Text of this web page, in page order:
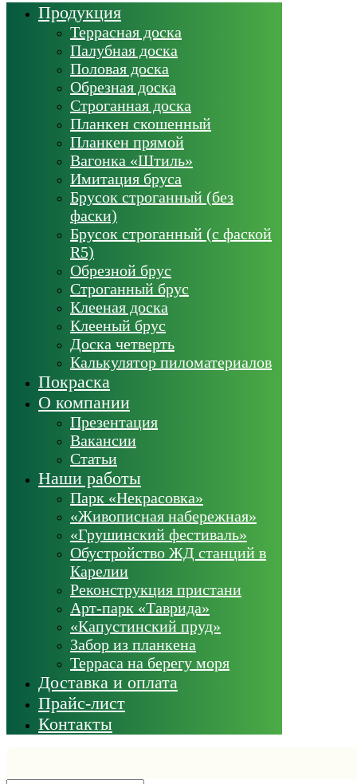
Продукция
Террасная доска
Палубная доска
Половая доска
Обрезная доска
Строганная доска
Планкен скошенный
Планкен прямой
Вагонка «Штиль»
Имитация бруса
Брусок строганный (без
фаски)
Брусок строганный (с фаской
R5)
Обрезной брус
Строганный брус
Клееная доска
Клееный брус
Доска четверть
Калькулятор пиломатериалов
Покраска
О компании
Презентация
Вакансии
Статьи
Наши работы
Парк «Некрасовка»
«Живописная набережная»
«Грушинский фестиваль»
Обустройство ЖД станций в
Карелии
Реконструкция пристани
Арт-парк «Таврида»
«Капустинский пруд»
Забор из планкена
Терраса на берегу моря
Доставка и оплата
Прайс-лист
Контакты